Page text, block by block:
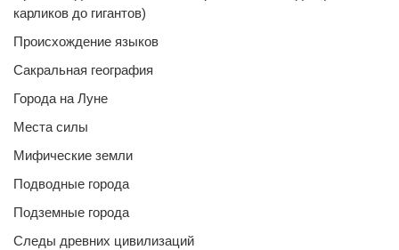
карликов до гигантов)
Происхождение языков
Сакральная география
Города на Луне
Места силы
Мифические земли
Подводные города
Подземные города
Следы древних цивилизаций